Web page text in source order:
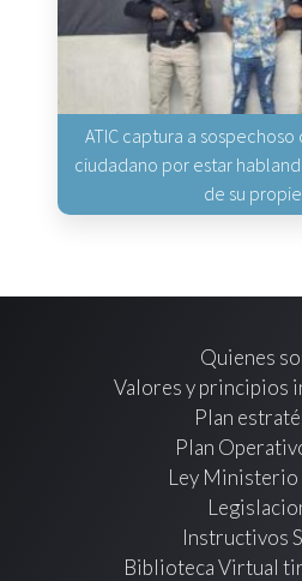
ATIC captura a
ciudadano por estar
de su
Quienes
Valores y principios
Plan
Plan
Ley
Instructivos
Biblioteca Virtual